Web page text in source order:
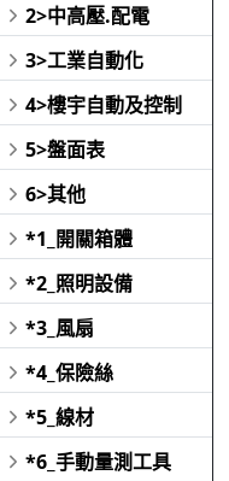
2>中高壓.配電
3>工業自動化
4>樓宇自動及控制
5>盤面表
6>其他
*1_開關箱體
*2_照明設備
*3_風扇
*4_保險絲
*5_線材
*6_手動量測工具